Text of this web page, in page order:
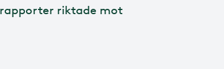
riktade mot